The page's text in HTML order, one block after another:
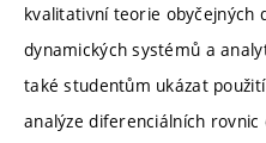
kvalitativní teorie obyčejných
dynamických systémů a
také studentům ukázat
analýze diferenciálních rovnic